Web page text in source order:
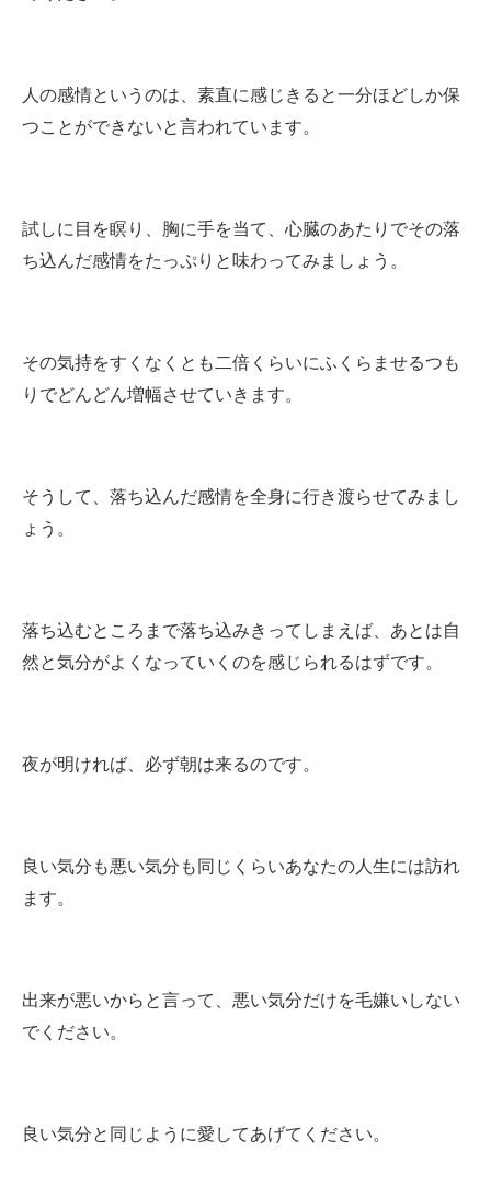
人の感情というのは、素直に感じきると一分ほどしか保
つことができないと言われています。
試しに目を瞑り、胸に手を当て、心臓のあたりでその落
ち込んだ感情をたっぷりと味わってみましょう。
その気持をすくなくとも二倍くらいにふくらませるつも
りでどんどん増幅させていきます。
そうして、落ち込んだ感情を全身に行き渡らせてみまし
ょう。
落ち込むところまで落ち込みきってしまえば、あとは自
然と気分がよくなっていくのを感じられるはずです。
夜が明ければ、必ず朝は来るのです。
良い気分も悪い気分も同じくらいあなたの人生には訪れ
ます。
出来が悪いからと言って、悪い気分だけを毛嫌いしない
でください。
良い気分と同じように愛してあげてください。